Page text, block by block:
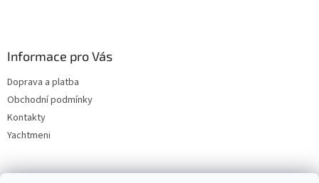
Informace pro Vás
Doprava a platba
Obchodní podmínky
Kontakty
Yachtmeni